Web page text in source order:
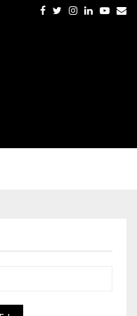
Facebook
Twitter
Instagram
Linkedin